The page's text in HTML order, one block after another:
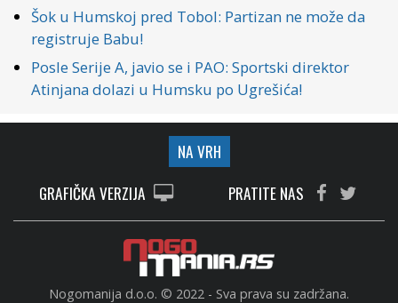
Šok u Humskoj pred Tobol: Partizan ne može da
registruje Babu!
Posle Serije A, javio se i PAO: Sportski direktor
Atinjana dolazi u Humsku po Ugrešića!
NA VRH
GRAFIČKA VERZIJA
PRATITE NAS
Nogomanija d.o.o. © 2022 - Sva prava su zadržana.